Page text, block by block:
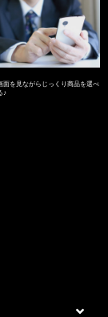
面を見ながらじっくり商品を選べ
♪